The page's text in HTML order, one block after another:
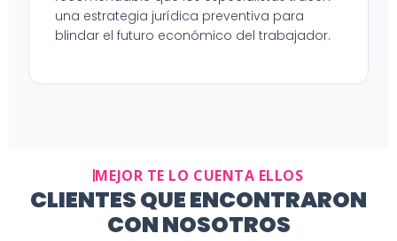
una estrategia jurídica preventiva para
blindar el futuro económico del trabajador.
MEJOR TE LO CUENTA ELLOS
CLIENTES QUE ENCONTRARON
CON NOSOTROS